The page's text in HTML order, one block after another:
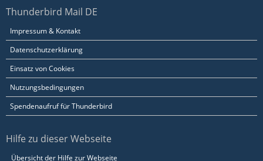
Thunderbird Mail DE
Impressum & Kontakt
Datenschutzerklärung
Einsatz von Cookies
Nutzungsbedingungen
Spendenaufruf für Thunderbird
Hilfe zu dieser Webseite
Übersicht der Hilfe zur Webseite